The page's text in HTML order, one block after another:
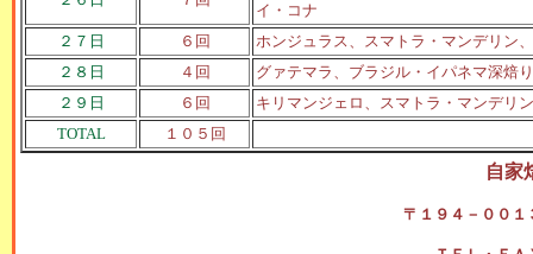
イ・コナ
２７日
６回
ホンジュラス、スマトラ・マンデリン
２８日
４回
グァテマラ、ブラジル・イパネマ深焙
２９日
６回
キリマンジェロ、スマトラ・マンデリ
TOTAL
１０５回
自家
〒１９４－００１